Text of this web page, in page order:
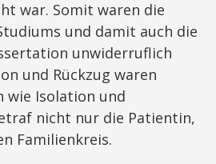
war. Somit waren die
und damit auch die
unwiderruflich
und Rückzug waren
wie Isolation und
nicht nur die Patientin,
Familienkreis.